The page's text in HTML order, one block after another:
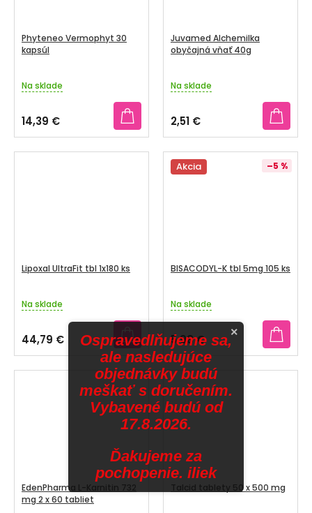
Phyteneo Vermophyt 30
kapsúl
Na sklade
14,39 €
Juvamed Alchemilka
obyčajná vňať 40g
Na sklade
2,51 €
Lipoxal UltraFit tbl 1x180 ks
Priemerné
hodnotenie
produktu
je
4,0
z
Na sklade
44,79 €
Akcia –5 %
BISACODYL-K tbl 5mg 105 ks
Priemerné
hodnotenie
produktu
je
4,0
z
5
hviezdičiek.
Na sklade
5,98 €
EdenPharma L-Karnitin 732
mg 2 x 60 tabliet
Talcid tablety 50 x 500 mg
×
Ospravedlňujeme sa,
ale nasledujúce
objednávky budú
meškať s doručením.
Vybavené budú od
17.8.2026.
Ďakujeme za
pochopenie. iliek